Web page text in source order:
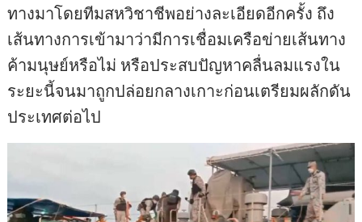
ทางมาโดยทีมสหวิชาชีพอย่างละเอียดอีกครั้ง ถึง
เส้นทางการเข้ามาว่ามีการเชื่อมเครือข่ายเส้นทาง
ค้ามนุษย์หรือไม่ หรือประสบปัญหาคลื่นลมแรงใน
ระยะนี้จนมาถูกปล่อยกลางเกาะก่อนเตรียมผลักดัน
ประเทศต่อไป